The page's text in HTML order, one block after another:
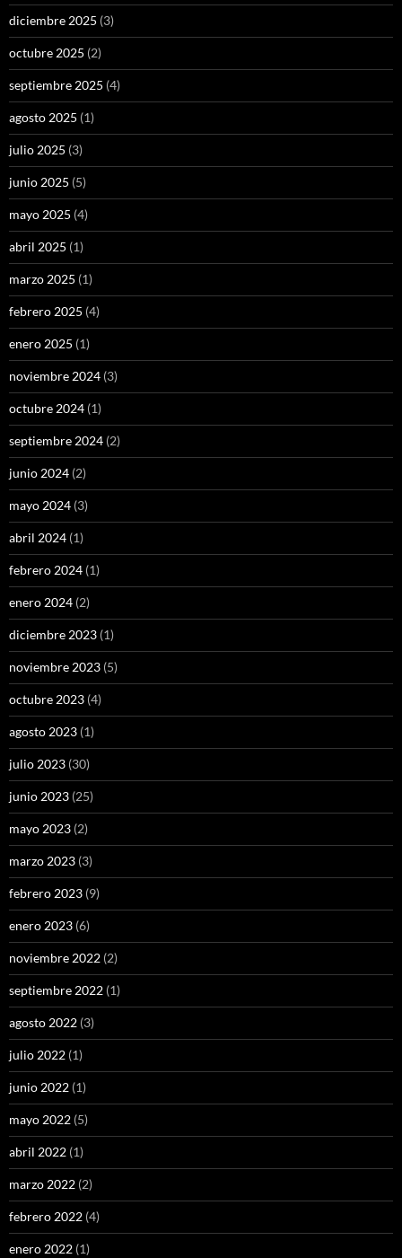
diciembre 2025 (3)
octubre 2025 (2)
septiembre 2025 (4)
agosto 2025 (1)
julio 2025 (3)
junio 2025 (5)
mayo 2025 (4)
abril 2025 (1)
marzo 2025 (1)
febrero 2025 (4)
enero 2025 (1)
noviembre 2024 (3)
octubre 2024 (1)
septiembre 2024 (2)
junio 2024 (2)
mayo 2024 (3)
abril 2024 (1)
febrero 2024 (1)
enero 2024 (2)
diciembre 2023 (1)
noviembre 2023 (5)
octubre 2023 (4)
agosto 2023 (1)
julio 2023 (30)
junio 2023 (25)
mayo 2023 (2)
marzo 2023 (3)
febrero 2023 (9)
enero 2023 (6)
noviembre 2022 (2)
septiembre 2022 (1)
agosto 2022 (3)
julio 2022 (1)
junio 2022 (1)
mayo 2022 (5)
abril 2022 (1)
marzo 2022 (2)
febrero 2022 (4)
enero 2022 (1)